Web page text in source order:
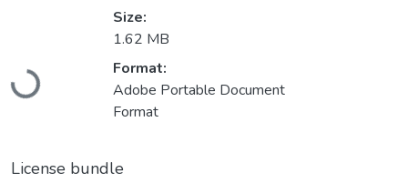
Loading...
Size:
1.62 MB
Format:
Adobe Portable Document
Format
License bundle